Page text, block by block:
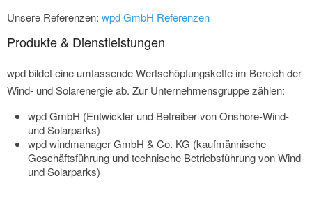
Unsere Referenzen: wpd GmbH Referenzen
Produkte & Dienstleistungen
wpd bildet eine umfassende Wertschöpfungskette im Bereich der
Wind- und Solarenergie ab. Zur Unternehmensgruppe zählen:
wpd GmbH (Entwickler und Betreiber von Onshore-Wind-
und Solarparks)
wpd windmanager GmbH & Co. KG (kaufmännische
Geschäftsführung und technische Betriebsführung von Wind-
und Solarparks)